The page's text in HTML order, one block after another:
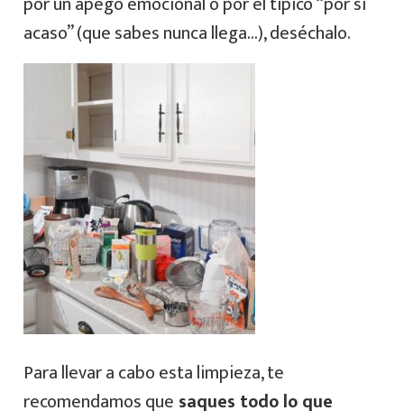
acaso” (que sabes nunca llega…), deséchalo.
Para llevar a cabo esta limpieza, te
recomendamos que saques todo lo que